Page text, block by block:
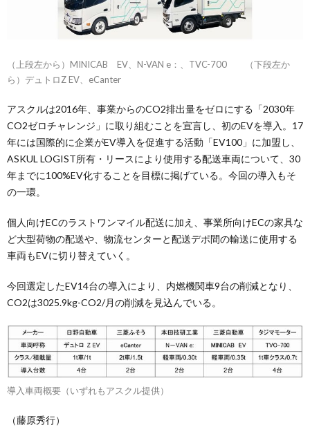
（上段左から）MINICAB EV、N-VAN e：、TVC-700 （下段左か
ら）デュトロZ EV、eCanter
アスクルは2016年、事業からのCO2排出量をゼロにする「2030年
CO2ゼロチャレンジ」に取り組むことを宣言し、初のEVを導入。17
年には国際的に企業がEV導入を促進する活動「EV100」に加盟し、
ASKUL LOGIST所有・リースにより使用する配送車両について、30
年までに100%EV化することを目標に掲げている。今回の導入もそ
の一環。
個人向けECのラストワンマイル配送に加え、事業所向けECの家具な
ど大型荷物の配送や、物流センターと配送デポ間の輸送に使用する
車両もEVに切り替えていく。
今回選定したEV14台の導入により、内燃機関車9台の削減となり、
CO2は3025.9kg-CO2/月の削減を見込んでいる。
導入車両概要（いずれもアスクル提供）
（藤原秀行）